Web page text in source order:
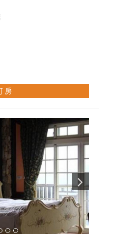
（2人一室），戶外獨立陽
題為設計重點，如：燈
使得每個房間都有不同特
沐浴組
180cm X 200cm
無任何電視頻道，建議攜帶
管家精選好片）
自備電腦）
房